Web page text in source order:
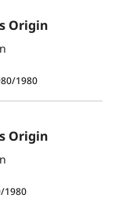
Origin
1980
Origin
1980